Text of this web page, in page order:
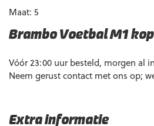
Extra informatie
Maat: 5
Brambo Voetbal M1
Vóór 23:00 uur besteld, morgen al
Neem gerust contact met ons op;